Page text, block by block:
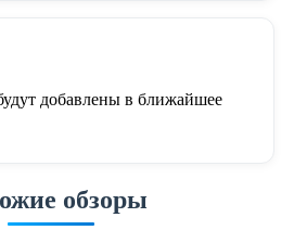
добавлены в ближайшее
обзоры